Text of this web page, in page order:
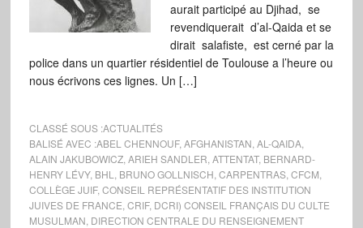
aurait participé au Djihad, se
revendiquerait d’al-Qaida et se
dirait salafiste, est cerné par la
police dans un quartier résidentiel de Toulouse a l’heure ou
nous écrivons ces lignes. Un […]
CLASSÉ SOUS :ACTUALITÉS
BALISÉ AVEC :ABEL CHENNOUF, AFGHANISTAN AL-QAIDA,
ALAIN JAKUBOWICZ, ARIEH SANDLER ATTENTAT, BERNARD-
HENRY LÉVY, BHL BRUNO GOLLNISCH CARPENTRAS, CFCM
COLLÈGE JUIF, CONSEIL REPRÉSENTATIF DES INSTITUTION
JUIVES DE FRANCE CRIF, DCRI) CONSEIL FRANÇAIS DU CULTE
MUSULMAN DIRECTION CENTRALE DU RENSEIGNEMENT